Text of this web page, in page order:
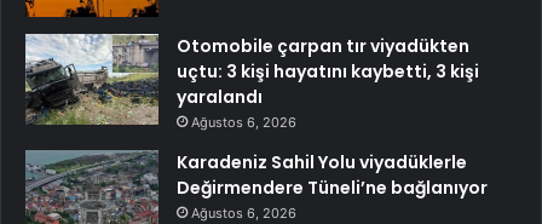
Otomobile çarpan tır viyadükten
uçtu: 3 kişi hayatını kaybetti, 3 kişi
yaralandı
Ağustos 6, 2026
Karadeniz Sahil Yolu viyadüklerle
Değirmendere Tüneli’ne bağlanıyor
Ağustos 6, 2026